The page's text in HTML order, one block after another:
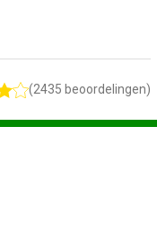
(2435 beoordelingen)